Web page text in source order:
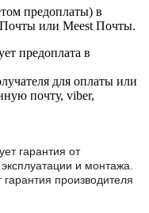
предоплаты) в
Почты или Meest Почты.
предоплата в
для оплаты или
почту, viber,
гарантия от
и монтажа.
производителя